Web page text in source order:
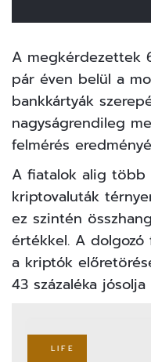
A megkérdezettek
pár éven belül a
bankkártyák
nagyságrendileg
felmérés
A fiatalok alig több
kriptovaluták
ez szintén
értékkel. A dolgozó
a kriptók
43 százaléka
LIFE